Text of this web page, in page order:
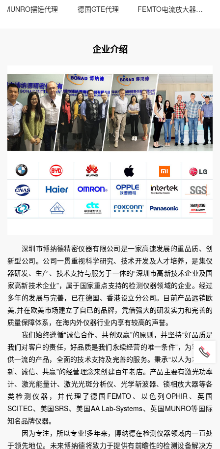
摆锤代理 德国GTE代理 FEMTO电流放大器OE-200-UV-FC证书
企业介绍
深圳市博纳德精密仪器有限公司是一家高速发展的重品质、创
新型公司。公司一贯重视科学研究、技术开发及人才培养，是集仪
器研发、生产、技术支持与服务于一体的“深圳市高新技术企业及国
家高新技术企业”，属于国家重点支持的检测仪器领域的企业。经过
多年的发展与完善，已在德国、香港设立分公司。目前产品远销欧
美,并在欧美市场建立了自已的品牌，凭借强大的研发实力和完善的
质量保障体系，在海内外仪器行业内享有较高的声誉。
我们始终遵循“诚信合作、共创双赢”的原则，并坚持“好品质是
我们对客户的责任，好品质是我们永续经营的唯一条件”，为客户提
供一流的产品，全面的技术支持及完善的服务。秉承“以人为本，创
新、诚信、共赢”的经营理念来创建百年老店。产品主要有激光功率
计、激光能量计、激光光斑分析仪、光学斩波器、锁相放大器等各
类检测仪器，并代理了德国FEMTO、以色列OPHIR、英国
SCITEC、美国SRS、美国AA Lab-Systems、英国MUNRO等国际
知名品牌仪器。
因为专注，所以专业!多年来，博纳德在检测仪器领域内一直处
于领先地位。未来博纳德将致力于提供有前瞻性的检测设备解决方